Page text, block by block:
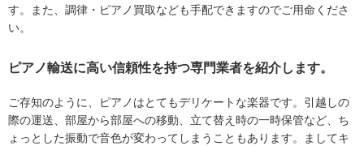
す。また、調律・ピアノ買取なども手配できますのでご用命くださ
い。
ピアノ輸送に高い信頼性を持つ専門業者を紹介します。
ご存知のように、ピアノはとてもデリケートな楽器です。引越しの
際の運送、部屋から部屋への移動、立て替え時の一時保管など、ち
ょっとした振動で音色が変わってしまうこともあります。ましてキ